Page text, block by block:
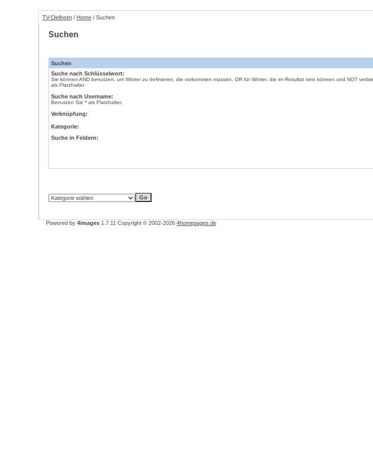
TV-Dielheim/ Home/ Suchen
Suchen
Suchen
Suche nach Schlüsselwort:
Sie können AND benutzen, um Wörter zu definieren, die vorkommen müssen, OR für Wörter, die im Resultat sein können und NOT
als Platzhalter.
Suche nach Username:
Benutzen Sie * als Platzhalter.
Verknüpfung:
Kategorie:
Suche in Feldern:
Powered by 4images1.7.11 Copyright © 2002-2026 4homepages.de